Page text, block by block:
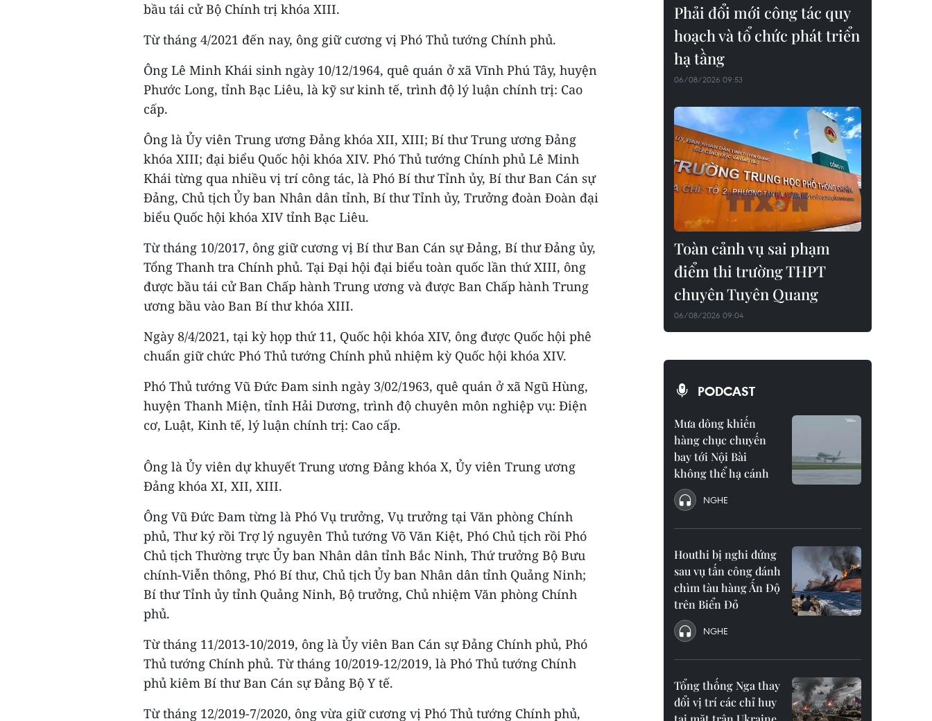
bầu tái cử Bộ Chính trị khóa XIII.
Từ tháng 4/2021 đến nay, ông giữ cương vị Phó Thủ tướng Chính phủ.
Ông Lê Minh Khái sinh ngày 10/12/1964, quê quán ở xã Vĩnh Phú Tây, huyện
Phước Long, tỉnh Bạc Liêu, là kỹ sư kinh tế, trình độ lý luận chính trị: Cao
cấp.
Ông là Ủy viên Trung ương Đảng khóa XII, XIII; Bí thư Trung ương Đảng
khóa XIII; đại biểu Quốc hội khóa XIV. Phó Thủ tướng Chính phủ Lê Minh
Khái từng qua nhiều vị trí công tác, là Phó Bí thư Tỉnh ủy, Bí thư Ban Cán sự
Đảng, Chủ tịch Ủy ban Nhân dân tỉnh, Bí thư Tỉnh ủy, Trưởng đoàn Đoàn đại
biểu Quốc hội khóa XIV tỉnh Bạc Liêu.
Từ tháng 10/2017, ông giữ cương vị Bí thư Ban Cán sự Đảng, Bí thư Đảng ủy,
Tổng Thanh tra Chính phủ. Tại Đại hội đại biểu toàn quốc lần thứ XIII, ông
được bầu tái cử Ban Chấp hành Trung ương và được Ban Chấp hành Trung
ương bầu vào Ban Bí thư khóa XIII.
Ngày 8/4/2021, tại kỳ họp thứ 11, Quốc hội khóa XIV, ông được Quốc hội phê
chuẩn giữ chức Phó Thủ tướng Chính phủ nhiệm kỳ Quốc hội khóa XIV.
Phó Thủ tướng Vũ Đức Đam sinh ngày 3/02/1963, quê quán ở xã Ngũ Hùng,
huyện Thanh Miện, tỉnh Hải Dương, trình độ chuyên môn nghiệp vụ: Điện
cơ, Luật, Kinh tế, lý luận chính trị: Cao cấp.
Ông là Ủy viên dự khuyết Trung ương Đảng khóa X, Ủy viên Trung ương
Đảng khóa XI, XII, XIII.
Ông Vũ Đức Đam từng là Phó Vụ trưởng, Vụ trưởng tại Văn phòng Chính
phủ, Thư ký rồi Trợ lý nguyên Thủ tướng Võ Văn Kiệt, Phó Chủ tịch rồi Phó
Chủ tịch Thường trực Ủy ban Nhân dân tỉnh Bắc Ninh, Thứ trưởng Bộ Bưu
chính-Viễn thông, Phó Bí thư, Chủ tịch Ủy ban Nhân dân tỉnh Quảng Ninh;
Bí thư Tỉnh ủy tỉnh Quảng Ninh, Bộ trưởng, Chủ nhiệm Văn phòng Chính
phủ.
Từ tháng 11/2013-10/2019, ông là Ủy viên Ban Cán sự Đảng Chính phủ, Phó
Thủ tướng Chính phủ. Từ tháng 10/2019-12/2019, là Phó Thủ tướng Chính
phủ kiêm Bí thư Ban Cán sự Đảng Bộ Y tế.
Từ tháng 12/2019-7/2020, ông vừa giữ cương vị Phó Thủ tướng Chính phủ,
Phải đổi mới công tác quy
hoạch và tổ chức phát triển
hạ tầng
06/08/2026 09:53
Toàn cảnh vụ sai phạm
điểm thi trường THPT
chuyên Tuyên Quang
06/08/2026 09:04
PODCAST
Mưa dông khiến
hàng chục chuyến
bay tới Nội Bài
không thể hạ cánh
NGHE
Houthi bị nghi đứng
sau vụ tấn công đánh
chìm tàu hàng Ấn Độ
trên Biển Đỏ
NGHE
Tổng thống Nga thay
đổi vị trí các chỉ huy